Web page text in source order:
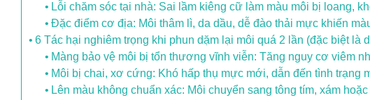
Lỗi chăm sóc tại nhà: Sai lầm kiêng cữ làm màu môi bị loang,
Đặc điểm cơ địa: Môi thâm lì, da dầu, dễ đào thải mực khiến
6 Tác hại nghiêm trọng khi phun dặm lại môi quá 2 lần (đặc biệt là
Màng bảo vệ môi bị tổn thương vĩnh viễn: Tăng nguy cơ viêm
Môi bị chai, xơ cứng: Khó hấp thụ mực mới, dẫn đến tình trạng
Lên màu không chuẩn xác: Môi chuyển sang tông tím, xám